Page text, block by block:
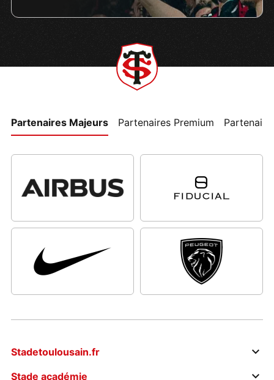
Partenaires Majeurs Partenaires Premium
Stadetoulousain.fr
Stade académie